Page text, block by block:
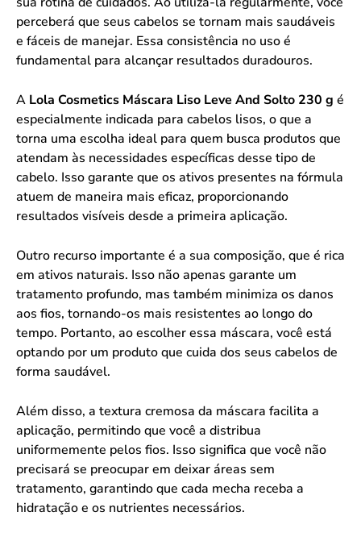
perceberá que seus cabelos se tornam mais saudáveis
e fáceis de manejar. Essa consistência no uso é
fundamental para alcançar resultados duradouros.
A Lola Cosmetics Máscara Liso Leve And Solto 230 g é
especialmente indicada para cabelos lisos, o que a
torna uma escolha ideal para quem busca produtos que
atendam às necessidades específicas desse tipo de
cabelo. Isso garante que os ativos presentes na fórmula
atuem de maneira mais eficaz, proporcionando
resultados visíveis desde a primeira aplicação.
Outro recurso importante é a sua composição, que é rica
em ativos naturais. Isso não apenas garante um
tratamento profundo, mas também minimiza os danos
aos fios, tornando-os mais resistentes ao longo do
tempo. Portanto, ao escolher essa máscara, você está
optando por um produto que cuida dos seus cabelos de
forma saudável.
Além disso, a textura cremosa da máscara facilita a
aplicação, permitindo que você a distribua
uniformemente pelos fios. Isso significa que você não
precisará se preocupar em deixar áreas sem
tratamento, garantindo que cada mecha receba a
hidratação e os nutrientes necessários.